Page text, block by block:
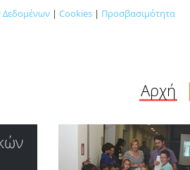
| Cookies | Προσβασιμότητα
Αρχή